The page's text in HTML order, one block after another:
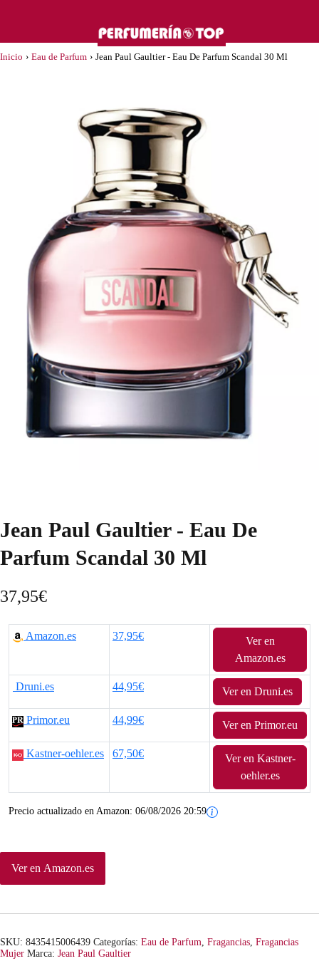
Inicio › Eau de Parfum › Jean Paul Gaultier - Eau De Parfum Scandal 30 Ml
Jean Paul Gaultier - Eau De
Parfum Scandal 30 Ml
37,95€
Amazon.es 37,95€
Ver en
Amazon.es
Druni.es 44,95€ Ver en Druni.es
Primor.eu 44,99€ Ver en Primor.eu
Kastner-oehler.es 67,50€
Ver en Kastner-
oehler.es
Precio actualizado en Amazon: 06/08/2026 20:59
Ver en Amazon.es
SKU: 8435415006439 Categorías: Eau de Parfum, Fragancias, Fragancias
Mujer Marca: Jean Paul Gaultier